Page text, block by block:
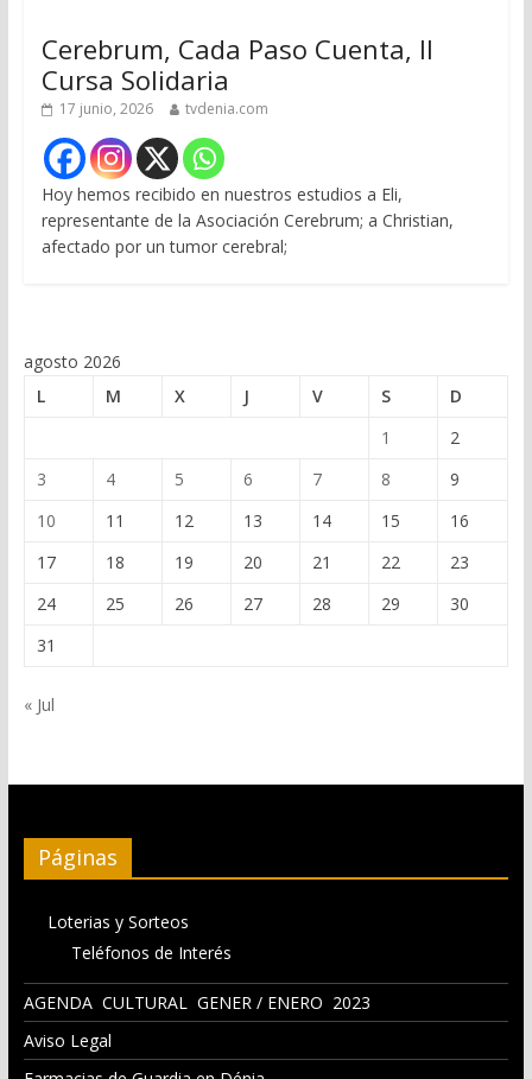
Cerebrum, Cada Paso Cuenta, II
Cursa Solidaria
17 junio, 2026 tvdenia.com
Hoy hemos recibido en nuestros estudios a Eli,
representante de la Asociación Cerebrum; a Christian,
afectado por un tumor cerebral;
agosto 2026
L
M X J V S
D
1
2
3
4 5 6 7 8
9
10
11 12 13 14 15
16
17
18 19 20 21 22
23
24
25 26 27 28 29
30
31
« Jul
Páginas
Loterias y Sorteos
Teléfonos de Interés
AGENDA CULTURAL GENER / ENERO 2023
Aviso Legal